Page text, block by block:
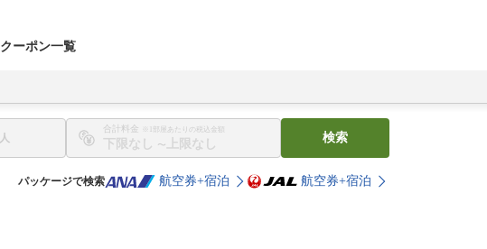
クーポン一覧
合計料金 ※1部屋あたりの税込金額
〜
検索
パッケージで検索 航空券+宿泊 航空券+宿泊